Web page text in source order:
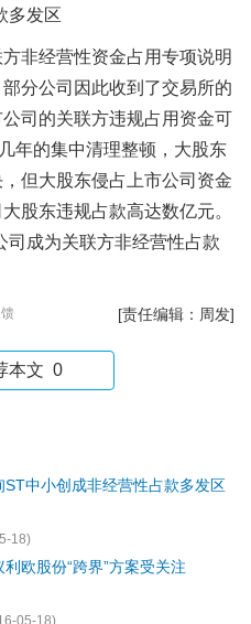
多发区
非经营性资金占用专项说明
分公司因此收到了交易所的
司的关联方违规占用资金可
年的集中清理整顿，大股东
但大股东侵占上市公司资金
股东违规占款高达数亿元。
司成为关联方非经营性占款
[责任编辑：周发]
本文 0
中小创成非经营性占款多发区
18)
欧股份“跨界”方案受关注
05-18)